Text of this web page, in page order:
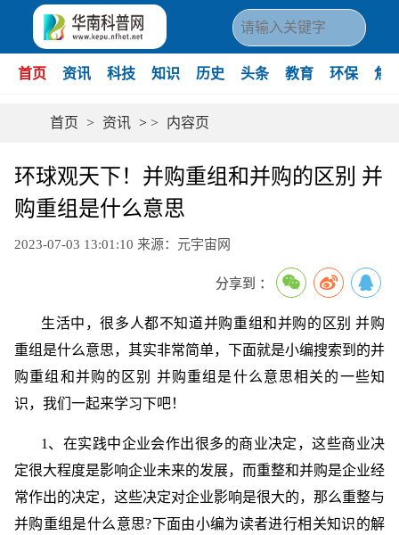
首页 资讯 科技 知识 历史 头条 教育 环保 焦
首页 > 资讯 > > 内容页
环球观天下！并购重组和并购的区别 并
购重组是什么意思
2023-07-03 13:01:10 来源：元宇宙网
分享到 ：
生活中，很多人都不知道并购重组和并购的区别 并购
重组是什么意思，其实非常简单，下面就是小编搜索到的并
购重组和并购的区别 并购重组是什么意思相关的一些知
识，我们一起来学习下吧！
1、在实践中企业会作出很多的商业决定，这些商业决
定很大程度是影响企业未来的发展，而重整和并购是企业经
常作出的决定，这些决定对企业影响是很大的，那么重整与
并购重组是什么意思?下面由小编为读者进行相关知识的解